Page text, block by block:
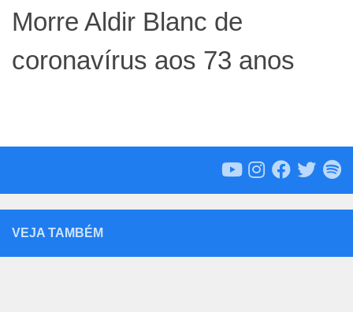
Morre Aldir Blanc de
coronavírus aos 73 anos
VEJA TAMBÉM